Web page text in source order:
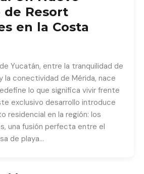
de Resort
en la Costa
Yucatán, entre la tranquilidad de
la conectividad de Mérida, nace
lo que significa vivir frente
exclusivo desarrollo introduce
residencial en la región: los
una fusión perfecta entre el
de playa…